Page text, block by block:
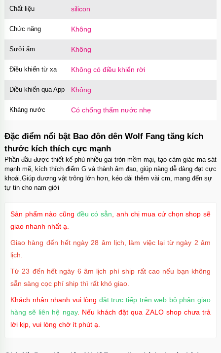
Chất liệu silicon
Chức năng Không
Sưởi ấm Không
Điều khiển từ xa Không có điều khiển rời
Điều khiển qua App Không
Kháng nước Có chống thấm nước nhẹ
Đặc điểm nổi bật Bao đôn dên Wolf Fang tăng kích
thước kích thích cực mạnh
Phần đầu được thiết kế phủ nhiều gai tròn mềm mại, tạo cảm giác ma sát
mạnh mẽ, kích thích điểm G và thành âm đạo, giúp nàng dễ dàng đạt cực
khoái.Giúp dương vật trông lớn hơn, kéo dài thêm vài cm, mang đến sự
tự tin cho nam giới
Sản phẩm nào cũng đều có sẵn , anh chị mua cứ chọn shop sẽ
giao nhanh nhất ạ.
Giao hàng đến hết ngày 28 âm lịch, làm việc lại từ ngày 2 âm
lịch.
Từ 23 đến hết ngày 6 âm lịch phí ship rất cao nếu bạn không
sẵn sàng cọc phí ship thì rất khó giao.
Khách nhận nhanh vui lòng đặt trực tiếp trên web bộ phận giao
hàng sẽ liên hệ ngay. Nếu khách đặt qua ZALO shop chưa trả
lời kịp, vui lòng chờ ít phút ạ.